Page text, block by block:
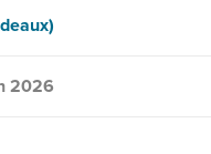
2026